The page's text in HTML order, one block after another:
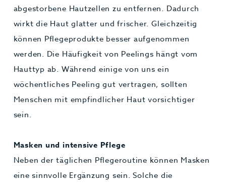
abgestorbene Hautzellen zu entfernen. Dadurch
wirkt die Haut glatter und frischer. Gleichzeitig
können Pflegeprodukte besser aufgenommen
werden. Die Häufigkeit von Peelings hängt vom
Hauttyp ab. Während einige von uns ein
wöchentliches Peeling gut vertragen, sollten
Menschen mit empfindlicher Haut vorsichtiger
sein.
Masken und intensive Pflege
Neben der täglichen Pflegeroutine können Masken
eine sinnvolle Ergänzung sein. Solche die